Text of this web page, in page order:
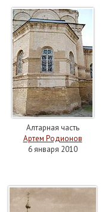
Алтарная часть
Артем Родионов
6 января 2010